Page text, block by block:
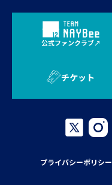
公式ファンクラブ
チケット
プライバシーポリシー